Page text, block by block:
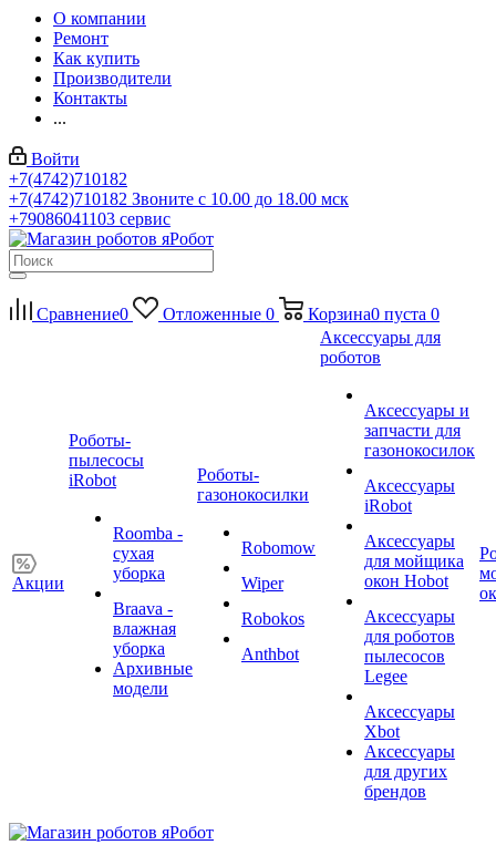
О компании
Ремонт
Как купить
Производители
Контакты
...
Войти
+7(4742)710182
+7(4742)710182 Звоните с 10.00 до 18.00 мск
+79086041103 сервис
Сравнение0 Отложенные 0 Корзина0 пуста 0
Акции
Роботы-
пылесосы
iRobot
Roomba -
сухая
уборка
Braava -
влажная
уборка
Архивные
модели
Роботы-
газонокосилки
Robomow
Wiper
Robokos
Anthbot
Аксессуары для
роботов
Аксессуары и
запчасти для
газонокосилок
Аксессуары
iRobot
Аксессуары
для мойщика
окон Hobot
Аксессуары
для роботов
пылесосов
Legee
Аксессуары
Xbot
Аксессуары
для других
брендов